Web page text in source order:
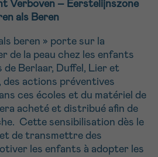
Verboven – Eerstelijnszone
als Beren
beren » porte sur la
de la peau chez les enfants
de Berlaar, Duffel, Lier et
des actions préventives
ces écoles et du matériel de
acheté et distribué afin de
Cette sensibilisation dès le
de transmettre des
les enfants à adopter les